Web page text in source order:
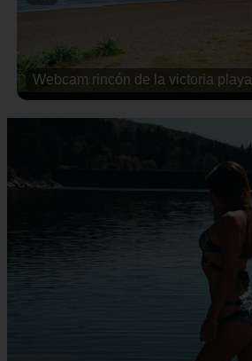
Webcam rincón de la victoria playa